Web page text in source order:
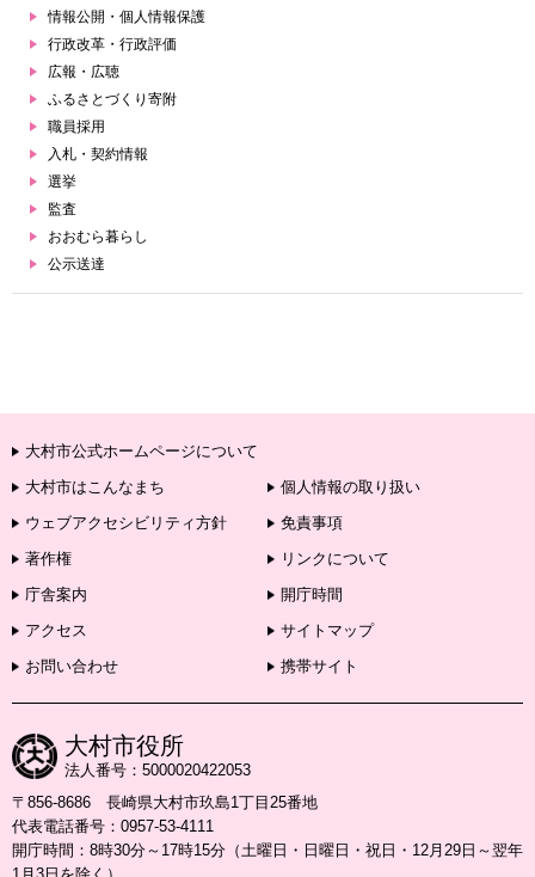
情報公開・個人情報保護
行政改革・行政評価
広報・広聴
ふるさとづくり寄附
職員採用
入札・契約情報
選挙
監査
おおむら暮らし
公示送達
大村市公式ホームページについて
大村市はこんなまち
個人情報の取り扱い
ウェブアクセシビリティ方針
免責事項
著作権
リンクについて
庁舎案内
開庁時間
アクセス
サイトマップ
お問い合わせ
携帯サイト
大村市役所
法人番号：5000020422053
〒856-8686 長崎県大村市玖島1丁目25番地
代表電話番号：0957-53-4111
開庁時間：8時30分～17時15分（土曜日・日曜日・祝日・12月29日～翌年